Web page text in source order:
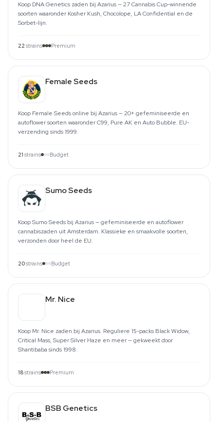
Koop DNA Genetics zaden bij Azarius — 27 Cannabis Cup-winnende
soorten waaronder Kosher Kush, Chocolope, LA Confidential en de
Sorbet-lijn.
22 strains Premium
Female Seeds
Koop Female Seeds online bij Azarius — 20+ gefeminiseerde en
autoflower soorten waaronder C99, Pure AK en Auto Bubble. EU-
verzending sinds 1999.
21 strains Budget
Sumo Seeds
Koop Sumo Seeds bij Azarius — gefeminiseerde en autoflower
cannabiszaden uit Amsterdam. Klassieke en smaakvolle soorten,
verzonden door heel de EU.
20strains Budget
Mr. Nice
Koop Mr. Nice zaden bij Azarius. Reguliere 15-packs Black Widow,
Critical Mass, Super Silver Haze en meer — gekweekt door
Shantibaba sinds 1998.
18strains Premium
BSB Genetics